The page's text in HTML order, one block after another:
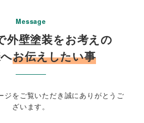
Message
外壁塗装をお考えの
お伝えしたい事
ジをご覧いただき誠にありがとうご
ざいます。